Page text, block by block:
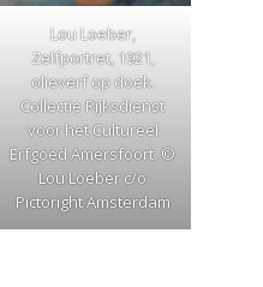
Lou Loeber,
Zelfportret, 1921,
olieverf op doek.
Collectie Rijksdienst
voor het Cultureel
Erfgoed Amersfoort. ©
Lou Loeber c/o
Pictoright Amsterdam